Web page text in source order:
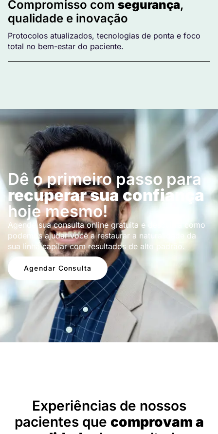
Compromisso com segurança,
qualidade e inovação
Protocolos atualizados, tecnologias de ponta e foco
total no bem-estar do paciente.
Dê o primeiro passo para
recuperar sua confiança
hoje mesmo!
Agende sua consulta online gratuita e descubra como
podemos ajudar você a restaurar a naturalidade da
sua linha capilar com resultados de alto padrão.
Agendar Consulta
Experiências de nossos
pacientes que comprovam a